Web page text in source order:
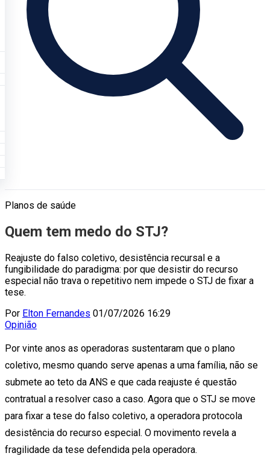
Planos de saúde
Quem tem medo do STJ?
Reajuste do falso coletivo, desistência recursal e a
fungibilidade do paradigma: por que desistir do recurso
especial não trava o repetitivo nem impede o STJ de fixar a
tese.
Por Elton Fernandes 01/07/2026 16:29
Opinião
Por vinte anos as operadoras sustentaram que o plano
coletivo, mesmo quando serve apenas a uma família, não se
submete ao teto da ANS e que cada reajuste é questão
contratual a resolver caso a caso. Agora que o STJ se move
para fixar a tese do falso coletivo, a operadora protocola
desistência do recurso especial. O movimento revela a
fragilidade da tese defendida pela operadora.